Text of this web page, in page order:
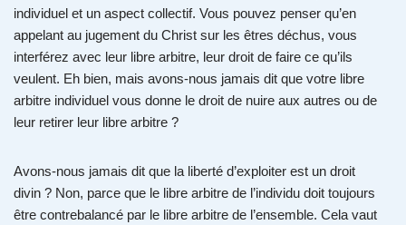
individuel et un aspect collectif. Vous pouvez penser qu’en
appelant au jugement du Christ sur les êtres déchus, vous
interférez avec leur libre arbitre, leur droit de faire ce qu’ils
veulent. Eh bien, mais avons-nous jamais dit que votre libre
arbitre individuel vous donne le droit de nuire aux autres ou de
leur retirer leur libre arbitre ?
Avons-nous jamais dit que la liberté d’exploiter est un droit
divin ? Non, parce que le libre arbitre de l’individu doit toujours
être contrebalancé par le libre arbitre de l’ensemble. Cela vaut